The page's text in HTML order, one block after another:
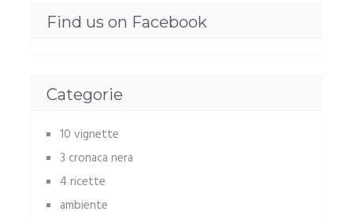
Find us on Facebook
Categorie
10 vignette
3 cronaca nera
4 ricette
ambiente